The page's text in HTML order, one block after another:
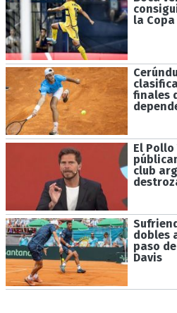
la
finales
El
club
dobles
paso
Davis